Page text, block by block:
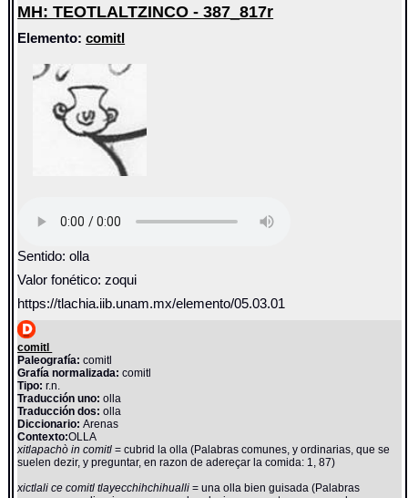
MH: TEOTLALTZINCO - 387_817r
Elemento:comitl
Sentido: olla
Valor fonético: zoqui
https://tlachia.iib.unam.mx/elemento/05.03.01
comitl
Paleografía: comitl
Grafía normalizada: comitl
Tipo: r.n.
Traducción uno: olla
Traducción dos: olla
Diccionario:Arenas
Contexto:OLLA
xitlapachò in comitl= cubrid la olla (Palabras comunes, y ordinarias, que se
suelen dezir, y preguntar, en razon de adereçar la comida: 1, 87)
xictlali ce comitl tlayecchihchihualli= una olla bien guisada (Palabras